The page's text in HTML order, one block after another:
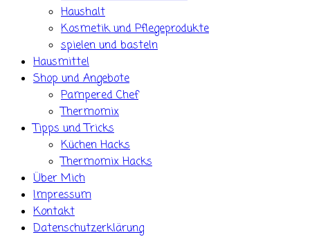
Haushalt
Kosmetik und Pflegeprodukte
spielen und basteln
Hausmittel
Shop und Angebote
Pampered Chef
Thermomix
Tipps und Tricks
Küchen Hacks
Thermomix Hacks
Über Mich
Impressum
Kontakt
Datenschutzerklärung